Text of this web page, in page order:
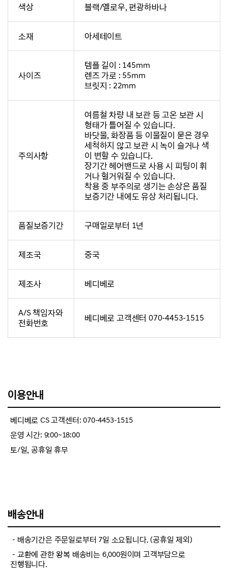
색상 블랙/옐로우, 편광하바나
소재 아세테이트
사이즈
템플 길이 : 145mm
렌즈 가로 : 55mm
브릿지 : 22mm
주의사항
여름철 차량 내 보관 등 고온 보관 시
형태가 틀어질 수 있습니다.
바닷물, 화장품 등 이물질이 묻은 경우
세척하지 않고 보관 시 녹이 슬거나 색
이 변할 수 있습니다.
장기간 헤어밴드로 사용 시 피팅이 휘
거나 헐거워질 수 있습니다.
착용 중 부주의로 생기는 손상은 품질
보증기간 내에도 유상 처리됩니다.
품질보증기간 구매일로부터 1년
제조국 중국
제조사 베디베로
A/S 책임자와
전화번호
베디베로 고객센터 070-4453-1515
이용안내
베디베로 CS 고객센터: 070-4453-1515
운영 시간: 9:00~18:00
토/일, 공휴일 휴무
배송안내
－배송기간은 주문일로부터 7일 소요됩니다. (공휴일 제외)
－교환에 관한 왕복 배송비는 6,000원이며 고객부담으로
진행됩니다.